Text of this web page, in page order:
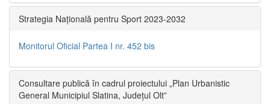
Strategia Națională pentru Sport 2023-2032
Monitorul Oficial Partea I nr. 452 bis
Consultare publică în cadrul proiectului „Plan Urbanistic
General Municipiul Slatina, Județul Olt”